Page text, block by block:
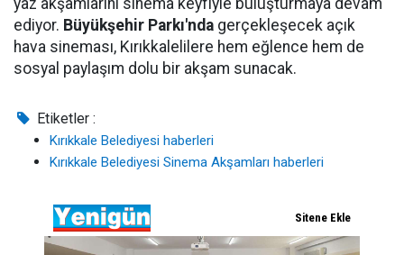
yaz akşamlarını sinema keyfiyle buluşturmaya devam
ediyor. Büyükşehir Parkı'nda gerçekleşecek açık
hava sineması, Kırıkkalelilere hem eğlence hem de
sosyal paylaşım dolu bir akşam sunacak.
Etiketler :
Kırıkkale Belediyesi haberleri
Kırıkkale Belediyesi Sinema Akşamları haberleri